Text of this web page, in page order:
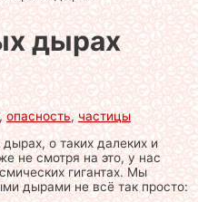
дырах
,опасность,частицы
о таких далеких и
не смотря на это, у нас
гигантах. Мы
дырами не всё так просто: